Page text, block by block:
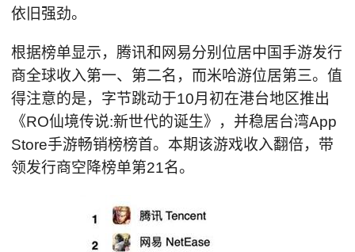
依旧强劲。
根据榜单显示，腾讯和网易分别位居中国手游发行
商全球收入第一、第二名，而米哈游位居第三。值
得注意的是，字节跳动于10月初在港台地区推出
《RO仙境传说:新世代的诞生》，并稳居台湾App
Store手游畅销榜榜首。本期该游戏收入翻倍，带
领发行商空降榜单第21名。